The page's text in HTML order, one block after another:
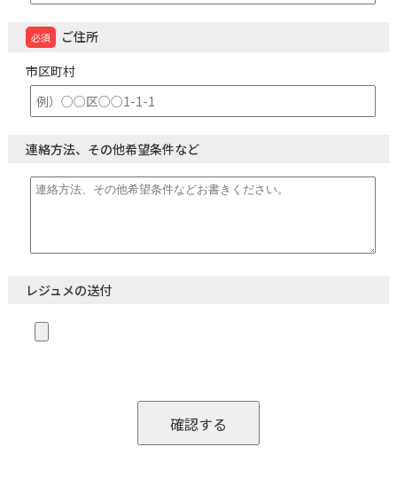
必須
ご住所
市区町村
連絡方法、その他希望条件など
レジュメの送付